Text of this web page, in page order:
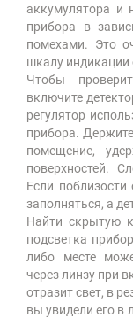
аккумулятора и
прибора в
помехами. Это
шкалу индикации
Чтобы
включите
регулятор
прибора.
помещение,
поверхностей.
Если
заполняться, а
Найти скрытую
подсветка
либо месте
через линзу при
отразит свет, в
вы увидели его в